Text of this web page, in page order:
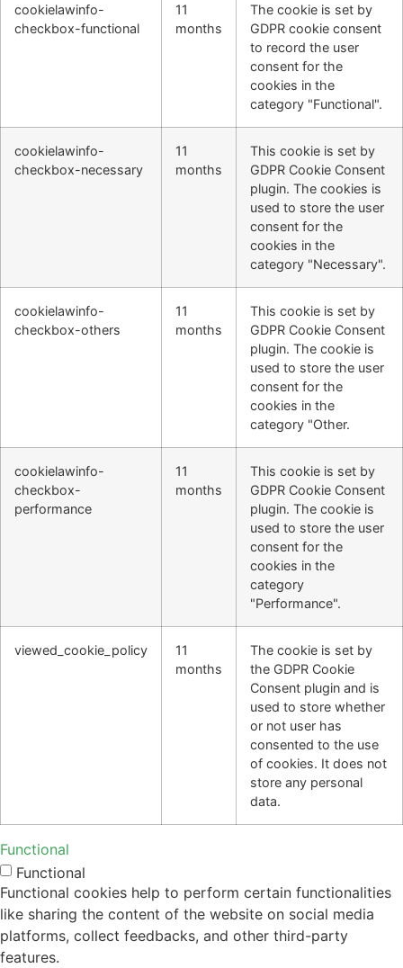
cookielawinfo-
checkbox-functional
11
months
The cookie is set by
GDPR cookie consent
to record the user
consent for the
cookies in the
category "Functional".
cookielawinfo-
checkbox-necessary
11
months
This cookie is set by
GDPR Cookie Consent
plugin. The cookies is
used to store the user
consent for the
cookies in the
category "Necessary".
cookielawinfo-
checkbox-others
11
months
This cookie is set by
GDPR Cookie Consent
plugin. The cookie is
used to store the user
consent for the
cookies in the
category "Other.
cookielawinfo-
checkbox-
performance
11
months
This cookie is set by
GDPR Cookie Consent
plugin. The cookie is
used to store the user
consent for the
cookies in the
category
"Performance".
viewed_cookie_policy
11
months
The cookie is set by
the GDPR Cookie
Consent plugin and is
used to store whether
or not user has
consented to the use
of cookies. It does not
store any personal
data.
Functional
Functional
Functional cookies help to perform certain functionalities
like sharing the content of the website on social media
platforms, collect feedbacks, and other third-party
features.